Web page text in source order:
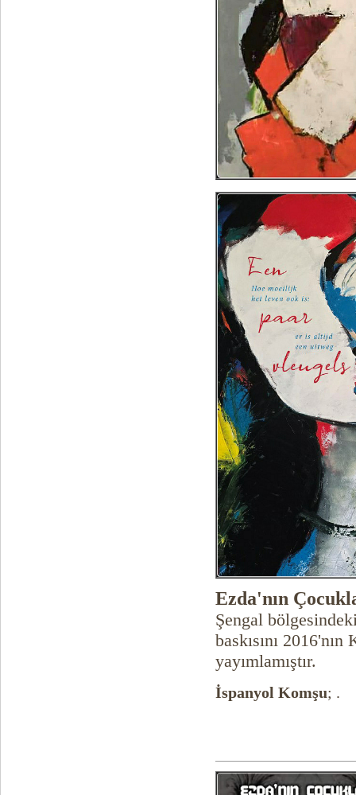
Ezda'nın
Şengal
baskısını
yayımlamıştır.
İspanyol Komşu; .